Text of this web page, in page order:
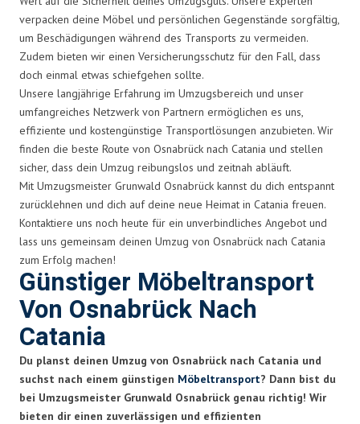
verpacken deine Möbel und persönlichen Gegenstände sorgfältig,
um Beschädigungen während des Transports zu vermeiden.
Zudem bieten wir einen Versicherungsschutz für den Fall, dass
doch einmal etwas schiefgehen sollte.
Unsere langjährige Erfahrung im Umzugsbereich und unser
umfangreiches Netzwerk von Partnern ermöglichen es uns,
effiziente und kostengünstige Transportlösungen anzubieten. Wir
finden die beste Route von Osnabrück nach Catania und stellen
sicher, dass dein Umzug reibungslos und zeitnah abläuft.
Mit Umzugsmeister Grunwald Osnabrück kannst du dich entspannt
zurücklehnen und dich auf deine neue Heimat in Catania freuen.
Kontaktiere uns noch heute für ein unverbindliches Angebot und
lass uns gemeinsam deinen Umzug von Osnabrück nach Catania
zum Erfolg machen!
Günstiger Möbeltransport
Von Osnabrück Nach
Catania
Du planst deinen Umzug von Osnabrück nach Catania und
suchst nach einem günstigen Möbeltransport? Dann bist du
bei Umzugsmeister Grunwald Osnabrück genau richtig! Wir
bieten dir einen zuverlässigen und effizienten